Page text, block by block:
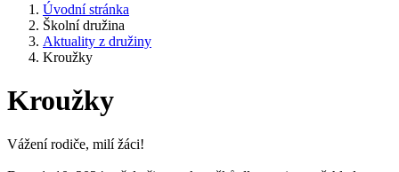
Úvodní stránka
Školní družina
Aktuality z družiny
Kroužky
Kroužky
Vážení rodiče, milí žáci!